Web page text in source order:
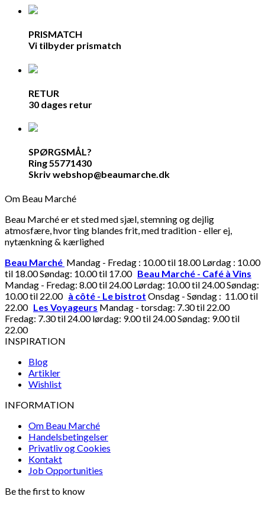
PRISMATCH
Vi tilbyder prismatch
RETUR
30 dages retur
SPØRGSMÅL?
Ring 55771430
Skriv webshop@beaumarche.dk
Om Beau Marché
Beau Marché er et sted med sjæl, stemning og dejlig
atmosfære, hvor ting blandes frit, med tradition - eller ej,
nytænkning & kærlighed
Beau Marché Mandag - Fredag : 10.00 til 18.00 Lørdag : 10.00
til 18.00 Søndag: 10.00 til 17.00 Beau Marché - Café à Vins
Mandag - Fredag: 8.00 til 24.00 Lørdag: 10.00 til 24.00 Søndag:
10.00 til 22.00 à côté - Le bistrot Onsdag - Søndag : 11.00 til
22.00 Les Voyageurs Mandag - torsdag: 7.30 til 22.00
Fredag: 7.30 til 24.00 lørdag: 9.00 til 24.00 Søndag: 9.00 til
22.00
INSPIRATION
Blog
Artikler
Wishlist
INFORMATION
Om Beau Marché
Handelsbetingelser
Privatliv og Cookies
Kontakt
Job Opportunities
Be the first to know